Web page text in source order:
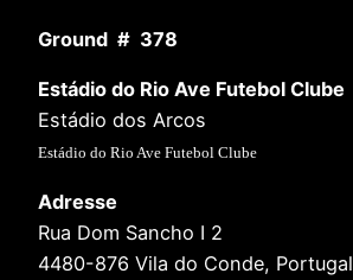
Ground # 378
Estádio do Rio Ave Futebol Clube
Estádio dos Arcos
Estádio do Rio Ave Futebol Clube
Adresse
Rua Dom Sancho I 2
4480-876 Vila do Conde, Portugal